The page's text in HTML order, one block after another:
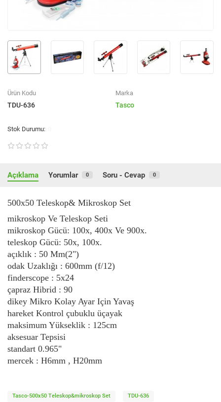
Ürün Kodu
TDU-636
Marka
Tasco
Açıklama Yorumlar 0 Soru - Cevap 0
500x50 Teleskop& Mikroskop Set
mikroskop Ve Teleskop Seti
mikroskop Gücü: 100x, 400x Ve 900x.
teleskop Gücü: 50x, 100x.
açıklık : 50 Mm(2")
odak Uzaklığı : 600mm (f/12)
finderscope : 5x24
çapraz Hibrid : 90
dikey Mikro Kolay Ayar Için Yavaş
hareket Kontrol çubuklu üçayak
maksimum Yükseklik : 125cm
aksesuar Tepsisi
standart 0.965"
mercek : H6mm , H20mm
Tasco-500x50 Teleskop&mikroskop Set TDU-636